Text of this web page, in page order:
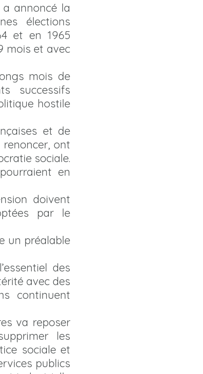
annoncé la
élections
et en 1965
mois et avec
mois de
successifs
hostile
et de
ont
sociale.
en
doivent
par le
un préalable
des
avec des
continuent
va reposer
les
sociale et
publics